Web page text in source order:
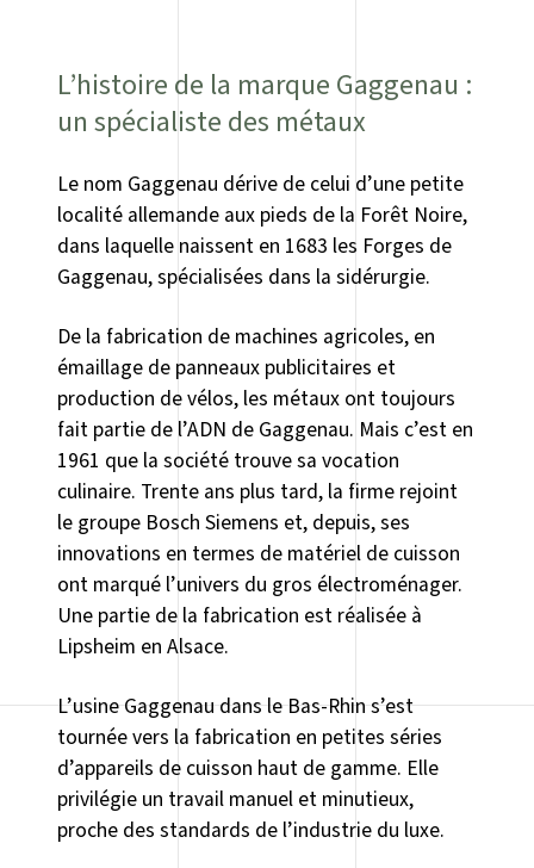
L’histoire de la marque Gaggenau :
un spécialiste des métaux
Le nom Gaggenau dérive de celui d’une petite
localité allemande aux pieds de la Forêt Noire,
dans laquelle naissent en 1683 les Forges de
Gaggenau, spécialisées dans la sidérurgie.
De la fabrication de machines agricoles, en
émaillage de panneaux publicitaires et
production de vélos, les métaux ont toujours
fait partie de l’ADN de Gaggenau. Mais c’est en
1961 que la société trouve sa vocation
culinaire. Trente ans plus tard, la firme rejoint
le groupe Bosch Siemens et, depuis, ses
innovations en termes de matériel de cuisson
ont marqué l’univers du gros électroménager.
Une partie de la fabrication est réalisée à
Lipsheim en Alsace.
L’usine Gaggenau dans le Bas-Rhin s’est
tournée vers la fabrication en petites séries
d’appareils de cuisson haut de gamme. Elle
privilégie un travail manuel et minutieux,
proche des standards de l’industrie du luxe.